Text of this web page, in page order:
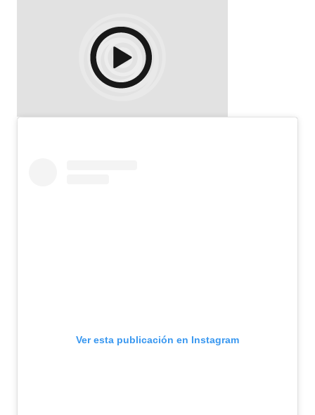
Ver esta publicación en Instagram